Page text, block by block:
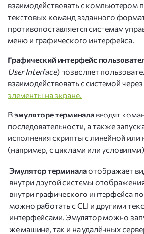
взаимодействовать с компьютером
текстовых команд заданного
противопоставляется системам
меню и графического интерфейса.
Графический интерфейс
User Interface) позволяет
взаимодействовать с системой через
элементы на экране.
Вэмуляторе терминала вводят
последовательности, а также
исполнения скрипты с линейной или
(например, с циклами или
Эмулятор терминалаотображает
внутри другой системы
внутри графического интерфейса
можно работать с CLI и другими
интерфейсами. Эмулятор можно
же машине, так и на удалённых